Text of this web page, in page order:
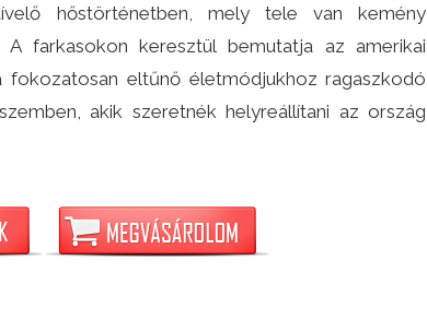
hőstörténetben, mely tele van kemény
A farkasokon keresztül bemutatja az amerikai
eltűnő életmódjukhoz ragaszkodó
akik szeretnék helyreállítani az ország